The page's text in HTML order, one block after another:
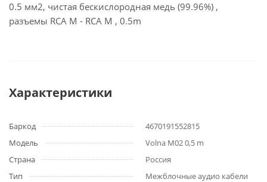
0.5 мм2, чистая бескислородная медь (99.96%) ,
разъемы RCA M - RCA M , 0.5m
Характеристики
Баркод
4670191552815
Модель
Volna M02 0,5 m
Страна
Россия
Тип
Межблочные аудио кабели